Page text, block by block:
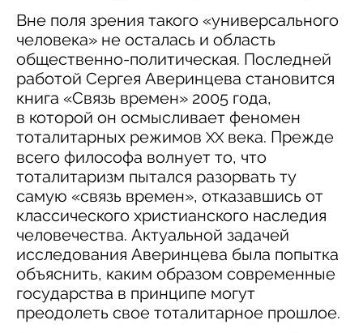
Вне поля зрения такого «универсального
человека» не осталась и область
общественно-политическая. Последней
работой Сергея Аверинцева становится
книга «Связь времен» 2005 года,
в которой он осмысливает феномен
тоталитарных режимов XX века. Прежде
всего философа волнует то, что
тоталитаризм пытался разорвать ту
самую «связь времен», отказавшись от
классического христианского наследия
человечества. Актуальной задачей
исследования Аверинцева была попытка
объяснить, каким образом современные
государства в принципе могут
преодолеть свое тоталитарное прошлое.